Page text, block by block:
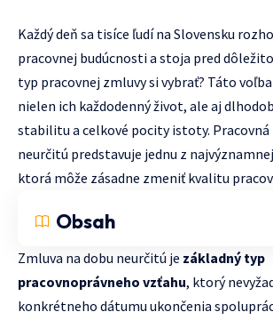
Každý deň sa tisíce ľudí na Slovensku
pracovnej budúcnosti a stoja pred
typ pracovnej zmluvy si vybrať? Táto
nielen ich každodenný život, ale aj
stabilitu a celkové pocity istoty. Pracovná
neurčitú predstavuje jednu z
ktorá môže zásadne zmeniť kvalitu
Obsah
Zmluva na dobu neurčitú je základný typ
pracovnoprávneho vzťahu, ktorý
konkrétneho dátumu ukončenia